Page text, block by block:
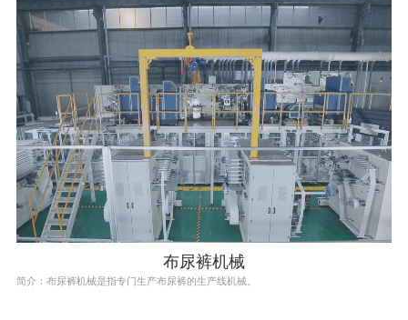
布尿裤机械
简介：布尿裤机械是指专门生产布尿裤的生产线机械。